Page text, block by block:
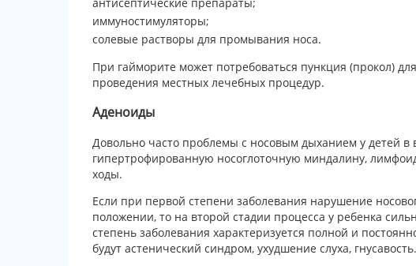
иммуностимуляторы;
солевые растворы для промывания носа.
При гайморите может потребоваться пункция (прокол)
проведения местных лечебных процедур.
Аденоиды
Довольно часто проблемы с носовым дыханием у детей
гипертрофированную носоглоточную миндалину,
ходы.
Если при первой степени заболевания нарушение
положении, то на второй стадии процесса у ребенка
степень заболевания характеризуется полной и
будут астенический синдром, ухудшение слуха, гнусавость.